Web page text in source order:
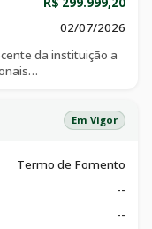
02/07/2026
da instituição a
temas transversais,
com o
Em Vigor
Termo de Fomento
--
--